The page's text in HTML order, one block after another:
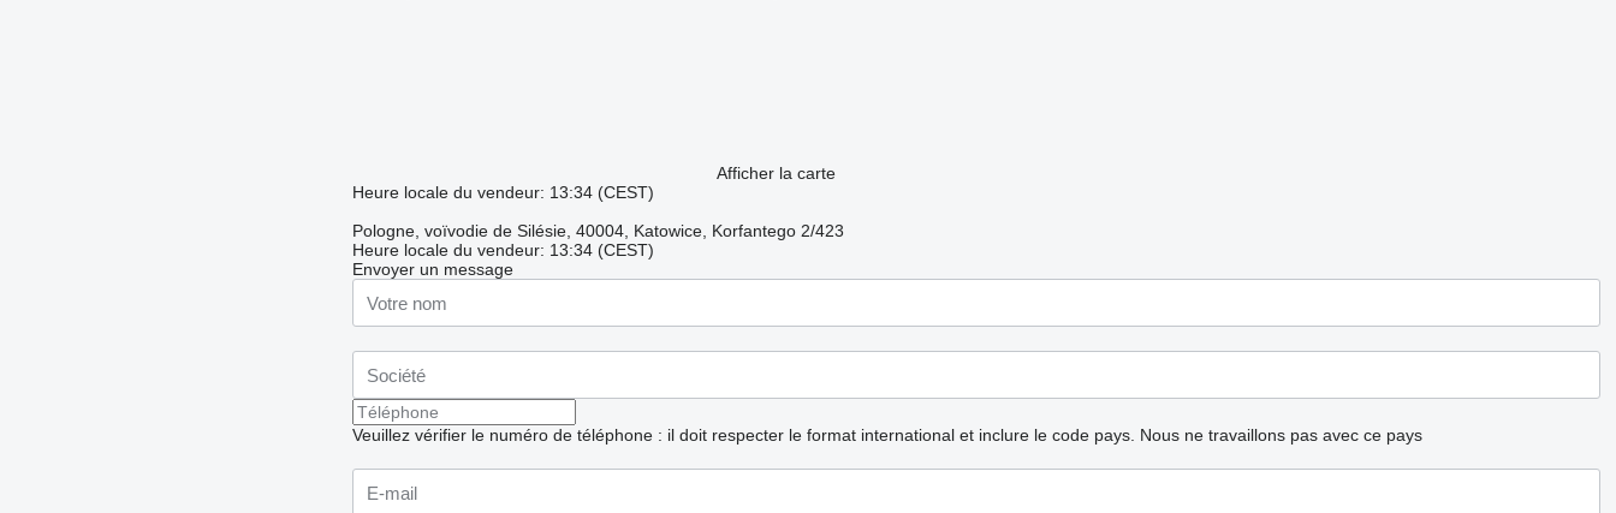
Afficher la carte
Heure locale du vendeur: 13:34 (CEST)
Pologne, voïvodie de Silésie, 40004, Katowice, Korfantego 2/423
Heure locale du vendeur: 13:34 (CEST)
Envoyer un message
Veuillez vérifier le numéro de téléphone : il doit respecter le format international et inclure le code pays. Nous ne travaillons pas avec ce pays